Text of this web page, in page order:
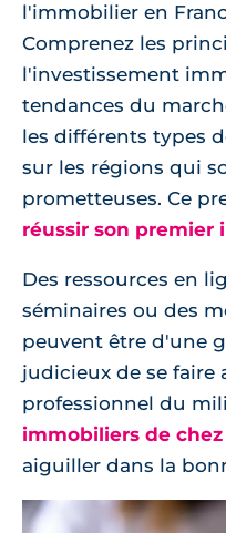
l'immobilier en
Comprenez les
l'investissement
tendances du
les différents types
sur les régions qui
prometteuses. Ce
réussir son premier
Des ressources en
séminaires ou des
peuvent être d'une
judicieux de se faire
professionnel du
immobiliers de chez
aiguiller dans la